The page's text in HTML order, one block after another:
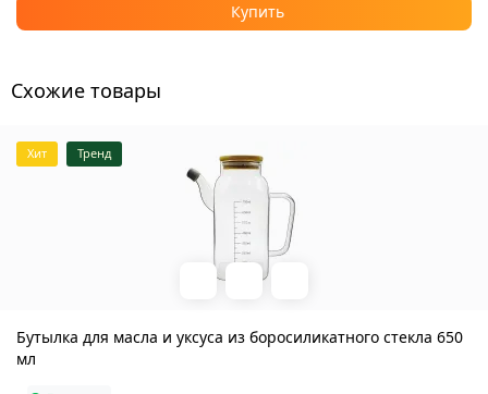
Купить
Схожие товары
Хит Тренд
Бутылка для масла и уксуса из боросиликатного стекла 650
мл